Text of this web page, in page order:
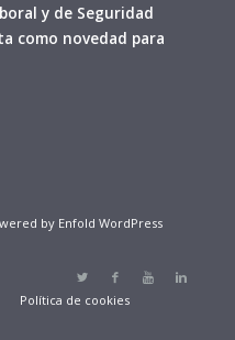
y de Seguridad
como novedad para
by Enfold WordPress
Política de cookies